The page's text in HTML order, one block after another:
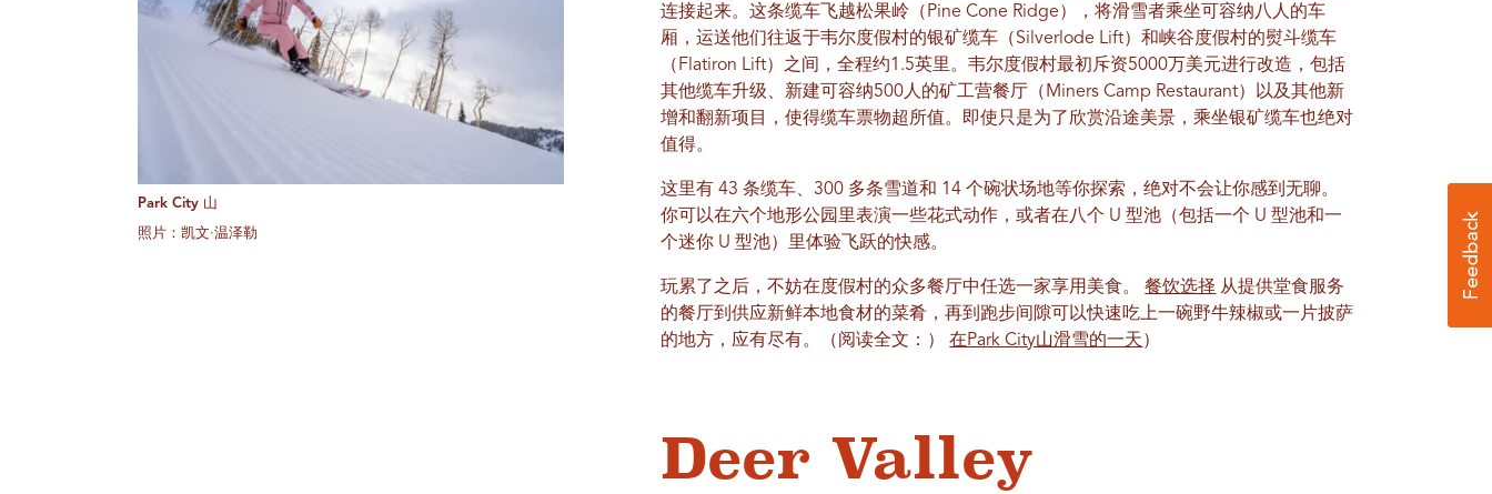
Park City 山
照片：凯文·温泽勒
连接起来。这条缆车飞越松果岭（Pine Cone Ridge），将滑雪者乘坐可容纳八人的车
厢，运送他们往返于韦尔度假村的银矿缆车（Silverlode Lift）和峡谷度假村的熨斗缆车
（Flatiron Lift）之间，全程约1.5英里。韦尔度假村最初斥资5000万美元进行改造，包括
其他缆车升级、新建可容纳500人的矿工营餐厅（Miners Camp Restaurant）以及其他新
增和翻新项目，使得缆车票物超所值。即使只是为了欣赏沿途美景，乘坐银矿缆车也绝对
值得。
这里有 43 条缆车、300 多条雪道和 14 个碗状场地等你探索，绝对不会让你感到无聊。
你可以在六个地形公园里表演一些花式动作，或者在八个 U 型池（包括一个 U 型池和一
个迷你 U 型池）里体验飞跃的快感。
玩累了之后，不妨在度假村的众多餐厅中任选一家享用美食。餐饮选择 从提供堂食服务
的餐厅到供应新鲜本地食材的菜肴，再到跑步间隙可以快速吃上一碗野牛辣椒或一片披萨
的地方，应有尽有。（阅读全文：）在Park City山滑雪的一天 ）
Deer Valley